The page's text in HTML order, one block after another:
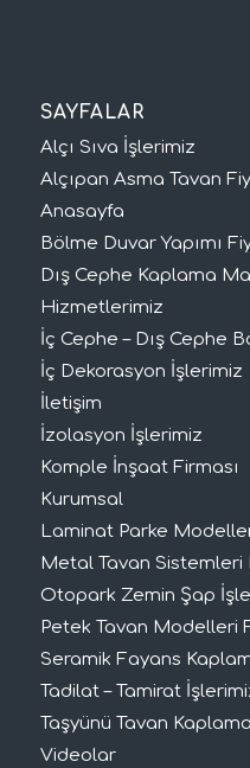
SAYFALAR
Alçı Sıva İşlerimiz
Alçıpan Asma Tavan
Anasayfa
Bölme Duvar Yapımı
Dış Cephe Kaplama
Hizmetlerimiz
İç Cephe – Dış Cephe
İç Dekorasyon İşlerimiz
İletişim
İzolasyon İşlerimiz
Komple İnşaat Firması
Kurumsal
Laminat Parke
Metal Tavan
Otopark Zemin Şap
Petek Tavan Modelleri
Seramik Fayans
Tadilat – Tamirat
Taşyünü Tavan
Videolar